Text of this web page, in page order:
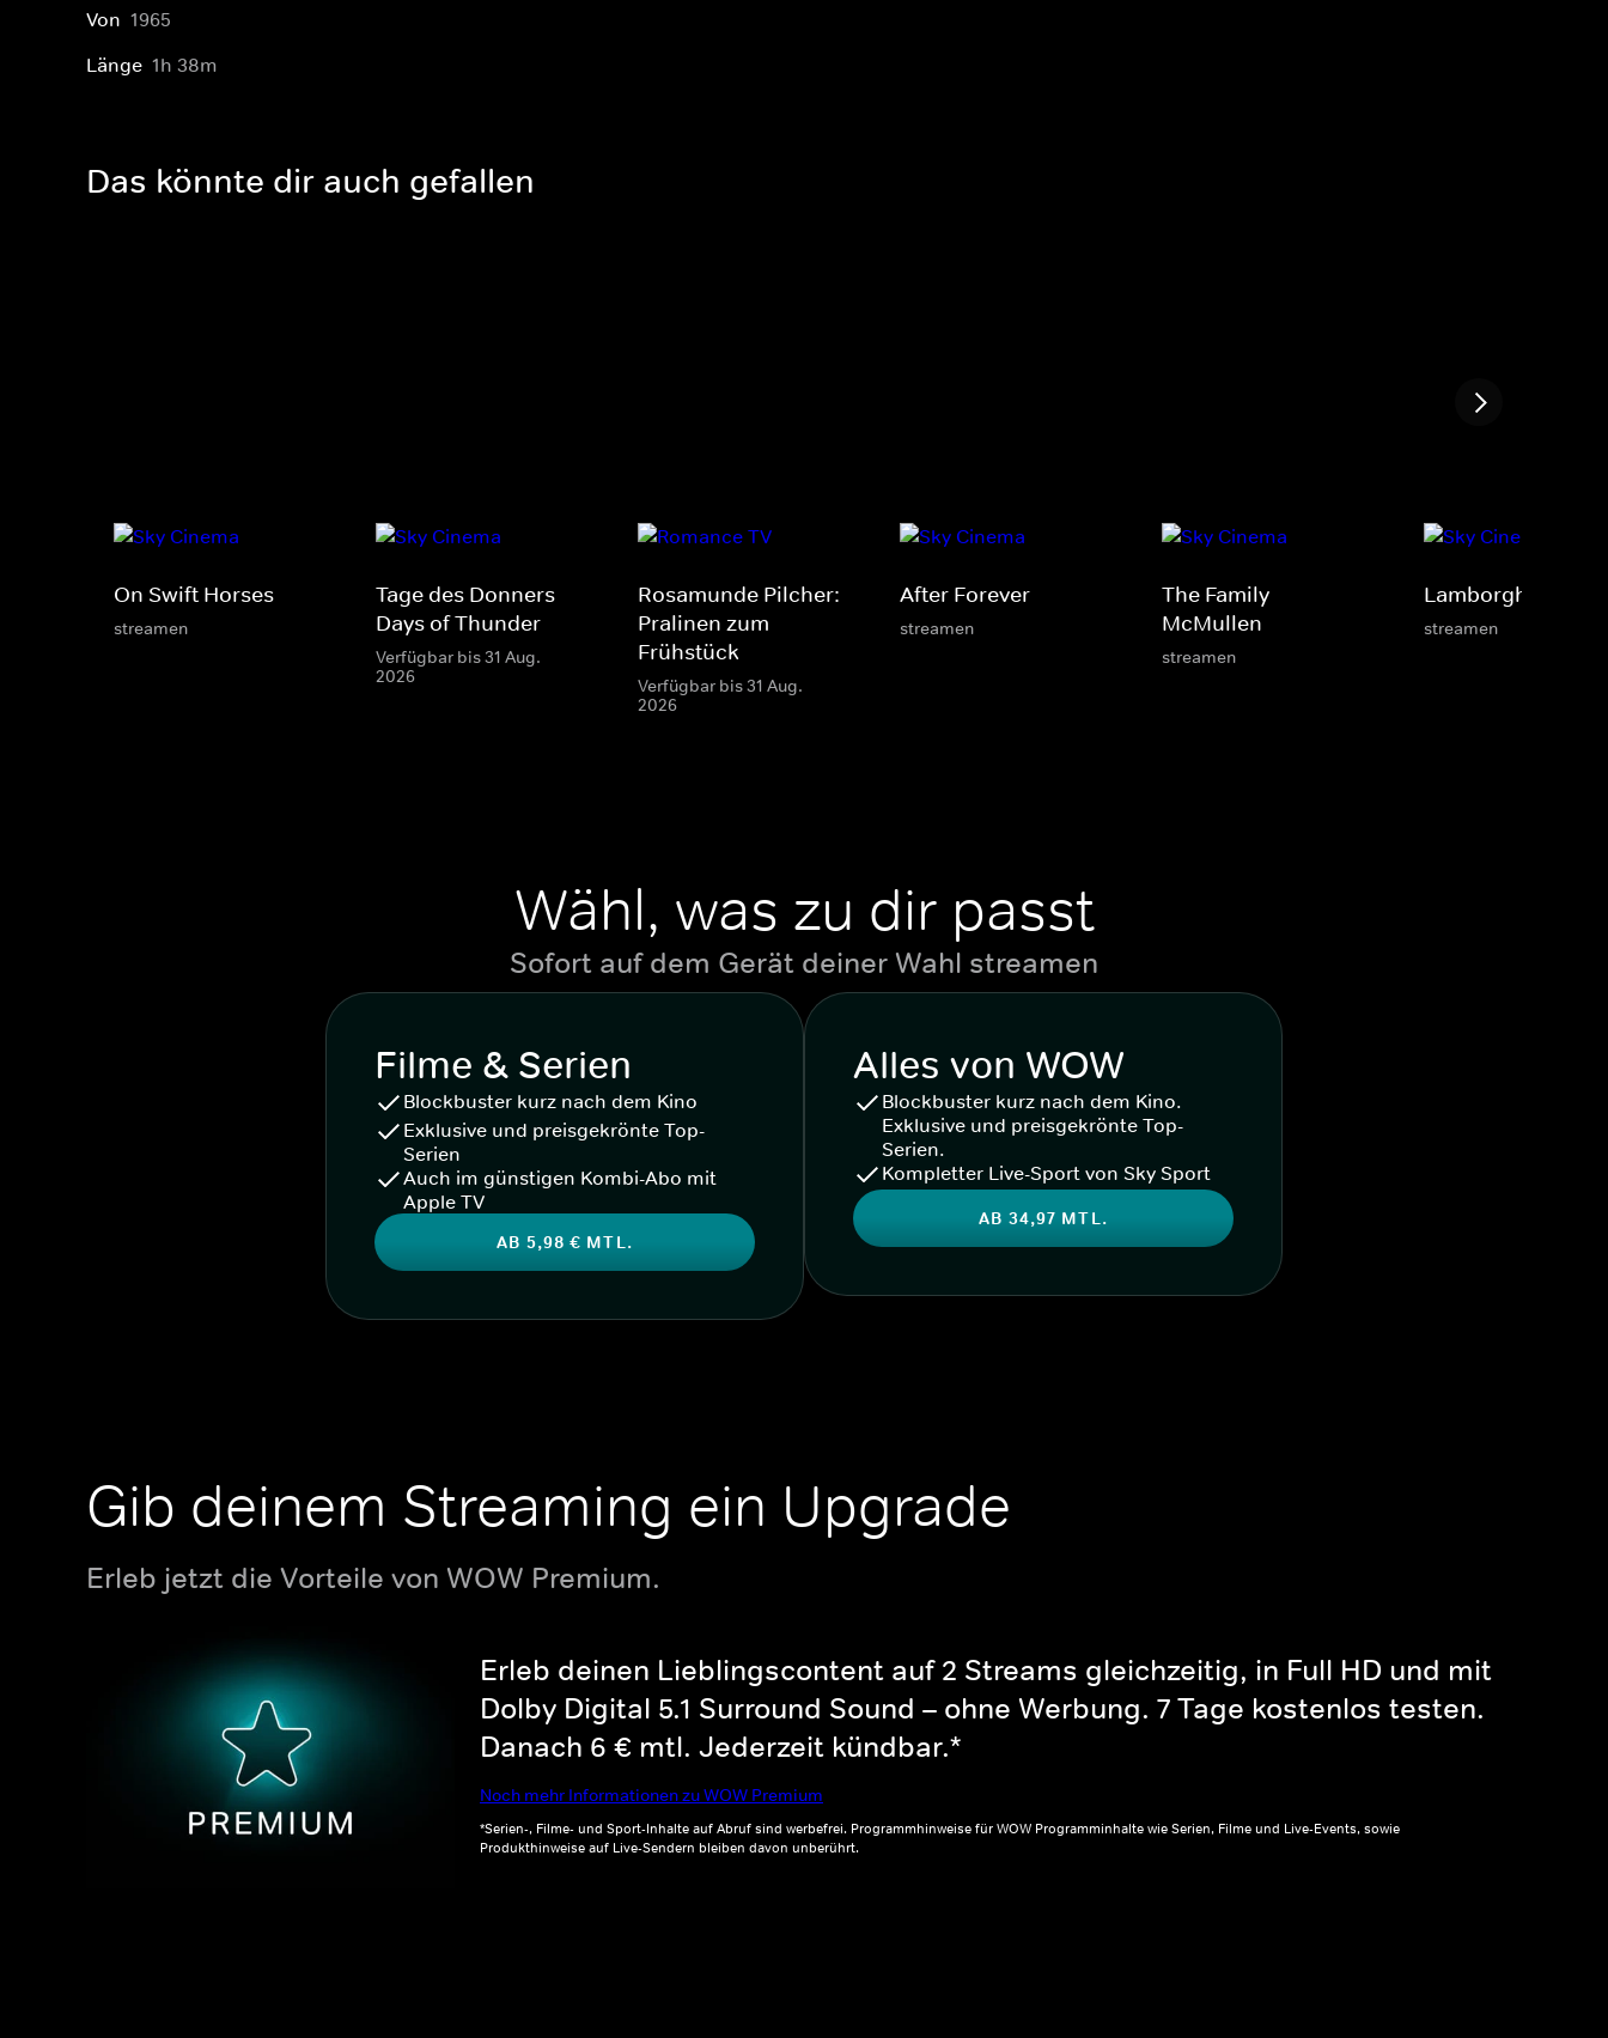
Von 1965
Länge 1h 38m
Das könnte dir auch gefallen
On Swift Horses
streamen
Tage des Donners -
Days of Thunder
Verfügbar bis 31 Aug.
2026
Rosamunde Pilcher:
Pralinen zum
Frühstück
Verfügbar bis 31 Aug.
2026
After Forever
streamen
The Family
McMullen
streamen
Lamborghini
streamen
Wähl, was zu dir passt
Sofort auf dem Gerät deiner Wahl streamen
Filme & Serien
Blockbuster kurz nach dem Kino
Exklusive und preisgekrönte Top-
Serien
Auch im günstigen Kombi-Abo mit
Apple TV
AB 5,98 € MTL.
Alles von WOW
Blockbuster kurz nach dem Kino.
Exklusive und preisgekrönte Top-
Serien.
Kompletter Live-Sport von Sky Sport
AB 34,97 MTL.
Gib deinem Streaming ein Upgrade
Erleb jetzt die Vorteile von WOW Premium.
Erleb deinen Lieblingscontent auf 2 Streams gleichzeitig, in Full HD und mit
Dolby Digital 5.1 Surround Sound – ohne Werbung. 7 Tage kostenlos testen.
Danach 6 € mtl. Jederzeit kündbar.*
Noch mehr Informationen zu WOW Premium
*Serien-, Filme- und Sport-Inhalte auf Abruf sind werbefrei. Programmhinweise für WOW Programminhalte wie Serien, Filme und Live-Events, sowie
Produkthinweise auf Live-Sendern bleiben davon unberührt.